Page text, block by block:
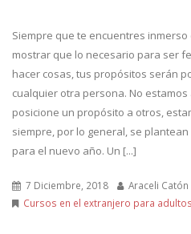
Siempre que te encuentres
mostrar que lo necesario para ser
hacer cosas, tus propósitos serán
cualquier otra persona. No
posicione un propósito a otros,
siempre, por lo general, se
para el nuevo año. Un [...]
7 Diciembre, 2018 Araceli Catón
Cursos en el extranjero para adultos